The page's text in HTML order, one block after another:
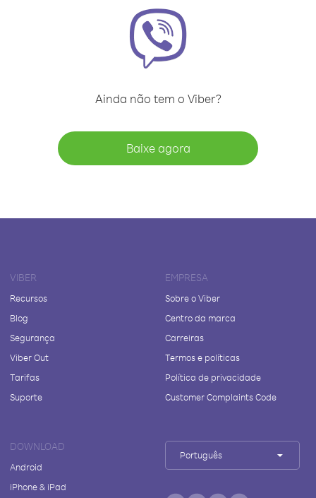
Ainda não tem o Viber?
Baixe agora
VIBER
Recursos
Blog
Segurança
Viber Out
Tarifas
Suporte
EMPRESA
Sobre o Viber
Centro da marca
Carreiras
Termos e políticas
Política de privacidade
Customer Complaints Code
DOWNLOAD
Android
iPhone & iPad
Português